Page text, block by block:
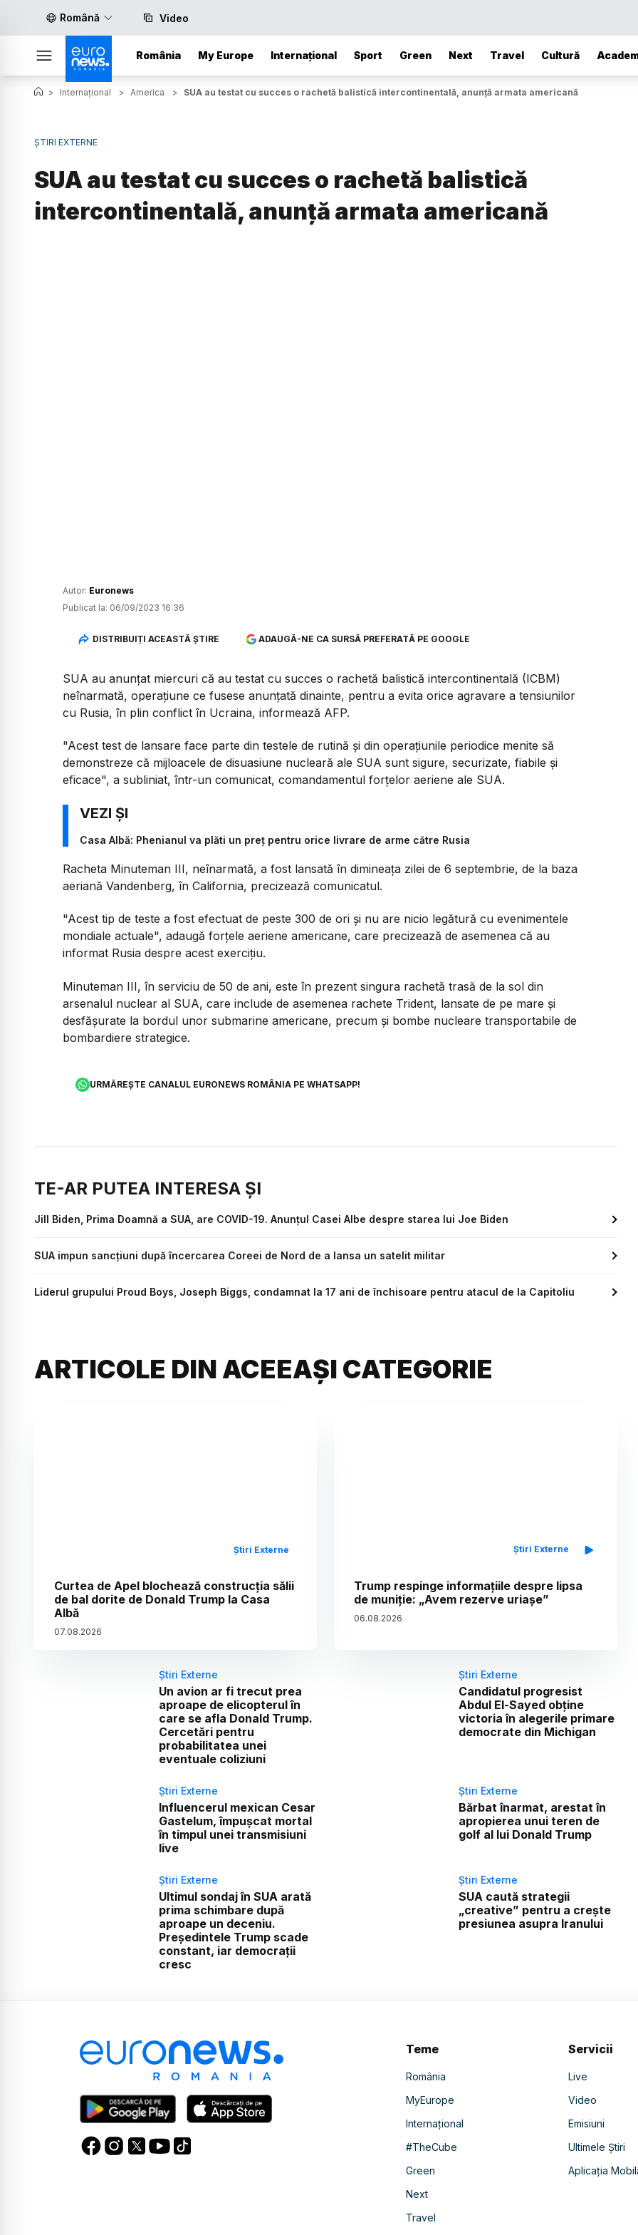
Română Video
România My Europe Internațional Sport Green Next Travel Cultură
> Internațional > America > SUA au testat cu succes o rachetă balistică intercontinentală, anunţă armata americană
ȘTIRI EXTERNE
SUA au testat cu succes o rachetă balistică
intercontinentală, anunţă armata americană
Autor: Euronews
Publicat la: 06/09/2023 16:36
DISTRIBUIȚI ACEASTĂ ȘTIRE ADAUGĂ-NE CA SURSĂ PREFERATĂ PE GOOGLE
SUA au anunţat miercuri că au testat cu succes o rachetă balistică intercontinentală (ICBM)
neînarmată, operaţiune ce fusese anunţată dinainte, pentru a evita orice agravare a tensiunilor
cu Rusia, în plin conflict în Ucraina, informează AFP.
"Acest test de lansare face parte din testele de rutină şi din operaţiunile periodice menite să
demonstreze că mijloacele de disuasiune nucleară ale SUA sunt sigure, securizate, fiabile şi
eficace", a subliniat, într-un comunicat, comandamentul forţelor aeriene ale SUA.
Casa Albă: Phenianul va plăti un preţ pentru orice livrare de arme către Rusia
Racheta Minuteman III, neînarmată, a fost lansată în dimineaţa zilei de 6 septembrie, de la baza
aeriană Vandenberg, în California, precizează comunicatul.
"Acest tip de teste a fost efectuat de peste 300 de ori şi nu are nicio legătură cu evenimentele
mondiale actuale", adaugă forţele aeriene americane, care precizează de asemenea că au
informat Rusia despre acest exerciţiu.
Minuteman III, în serviciu de 50 de ani, este în prezent singura rachetă trasă de la sol din
arsenalul nuclear al SUA, care include de asemenea rachete Trident, lansate de pe mare şi
desfăşurate la bordul unor submarine americane, precum şi bombe nucleare transportabile de
bombardiere strategice.
URMĂREȘTE CANALUL EURONEWS ROMÂNIA PE WHATSAPP!
TE-AR PUTEA INTERESA ȘI
Jill Biden, Prima Doamnă a SUA, are COVID-19. Anunțul Casei Albe despre starea lui Joe Biden
SUA impun sancţiuni după încercarea Coreei de Nord de a lansa un satelit militar
Liderul grupului Proud Boys, Joseph Biggs, condamnat la 17 ani de închisoare pentru atacul de la Capitoliu
ARTICOLE DIN ACEEAȘI CATEGORIE
Știri Externe
Curtea de Apel blochează construcția sălii
de bal dorite de Donald Trump la Casa
Albă
07.08.2026
Știri Externe
Trump respinge informațiile despre lipsa
de muniție: „Avem rezerve uriașe”
06.08.2026
Știri Externe
Un avion ar fi trecut prea
aproape de elicopterul în
care se afla Donald Trump.
Cercetări pentru
probabilitatea unei
eventuale coliziuni
Știri Externe
Candidatul progresist
Abdul El-Sayed obține
victoria în alegerile primare
democrate din Michigan
Știri Externe
Influencerul mexican Cesar
Gastelum, împușcat mortal
în timpul unei transmisiuni
live
Știri Externe
Bărbat înarmat, arestat în
apropierea unui teren de
golf al lui Donald Trump
Știri Externe
Ultimul sondaj în SUA arată
prima schimbare după
aproape un deceniu.
Președintele Trump scade
constant, iar democrații
cresc
Știri Externe
SUA caută strategii
„creative” pentru a crește
presiunea asupra Iranului
Teme
România
MyEurope
Internațional
#TheCube
Green
Next
Travel
Servicii
Live
Video
Emisiuni
Ultimele Știri
Aplicația